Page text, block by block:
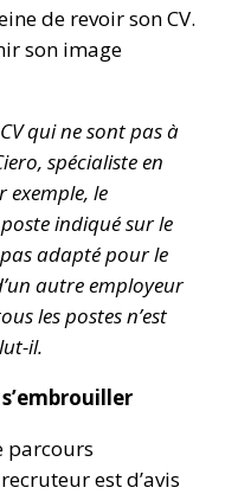
de revoir son CV.
son image
qui ne sont pas à
spécialiste en
exemple, le
indiqué sur le
pas adapté pour le
autre employeur
les postes n’est
il.
parcours
est d’avis